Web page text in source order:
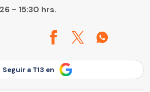
- 15:30 hrs.
Seguir a T13 en